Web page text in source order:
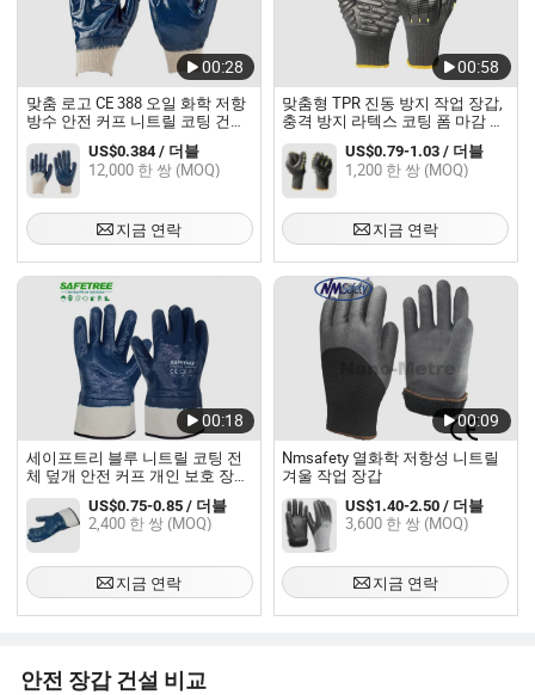
00:28
맞춤 로고 CE 388 오일 화학 저항
방수 안전 커프 니트릴 코팅 건설
안전 작업 장갑
US$0.384 / 더블
12,000 한 쌍 (MOQ)
지금 연락
00:58
맞춤형 TPR 진동 방지 작업 장갑,
충격 방지 라텍스 코팅 폼 마감 안
전 장갑 루바스 과안테스
US$0.79-1.03 / 더블
1,200 한 쌍 (MOQ)
지금 연락
00:18
세이프트리 블루 니트릴 코팅 전
체 덮개 안전 커프 개인 보호 장비
안전 작업 장갑
US$0.75-0.85 / 더블
2,400 한 쌍 (MOQ)
지금 연락
00:09
Nmsafety 열화학 저항성 니트릴
겨울 작업 장갑
US$1.40-2.50 / 더블
3,600 한 쌍 (MOQ)
지금 연락
안전 장갑 건설 비교